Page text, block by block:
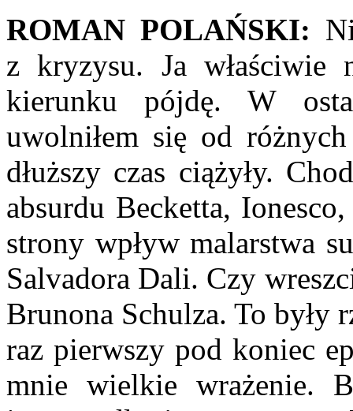
ROMAN POLAŃSKI:
z kryzysu. Ja właściwie
kierunku pójdę. W
uwolniłem się od
dłuż­szy czas ciążyły.
absurdu Becketta,
strony wpływ malarstwa
Salvadora Dali. Czy
Brunona Schulza. To były
raz pierwszy pod koniec
mnie wielkie wrażenie.